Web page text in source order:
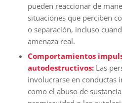
pueden reaccionar de
situaciones que perciben
o separación, incluso
amenaza real.
Comportamientos
autodestructivos: Las
involucrarse en conductas
como el abuso de